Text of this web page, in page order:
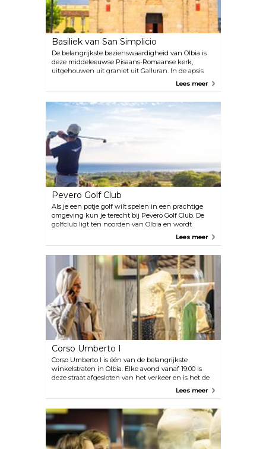
stranden.
Basiliek van San Simplicio
De belangrijkste bezienswaardigheid van Olbia is
deze middeleeuwse Pisaans-Romaanse kerk,
uitgehouwen uit graniet uit Galluran. In de apsis
bevinden zich twee 13e-eeuwse fresco's, waarvan
grootste festival, wordt midden mei drie dagen lang
Lees meer
Pevero Golf Club
Als je een potje golf wilt spelen in een prachtige
omgeving kun je terecht bij Pevero Golf Club. De
golfclub ligt ten noorden van Olbia en wordt
beschouwd als één van de mooiste banen in Italië.
Lees meer
Corso Umberto I
Corso Umberto I is één van de belangrijkste
winkelstraten in Olbia. Elke avond vanaf 19:00 is
deze straat afgesloten van het verkeer en is het de
perfecte plek om te wandelen tussen winkels,Lees meer